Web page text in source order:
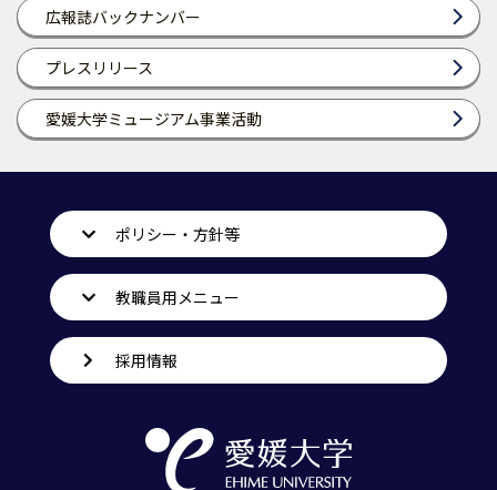
広報誌バックナンバー
プレスリリース
愛媛大学ミュージアム事業活動
ポリシー・方針等
教職員用メニュー
採用情報